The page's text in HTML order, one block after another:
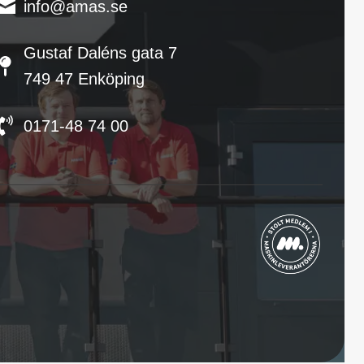
info@amas.se
Gustaf Daléns gata 7
749 47 Enköping
0171-48 74 00